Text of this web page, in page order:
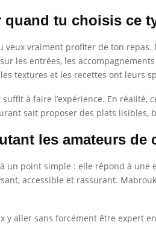
quand tu choisis ce
veux vraiment profiter de ton
les entrées, les
textures et les recettes ont leurs
à faire l’expérience. En réalité,
sait proposer des plats lisibles,
les amateurs de
un point simple : elle répond à
accessible et rassurant.
y aller sans forcément être expert